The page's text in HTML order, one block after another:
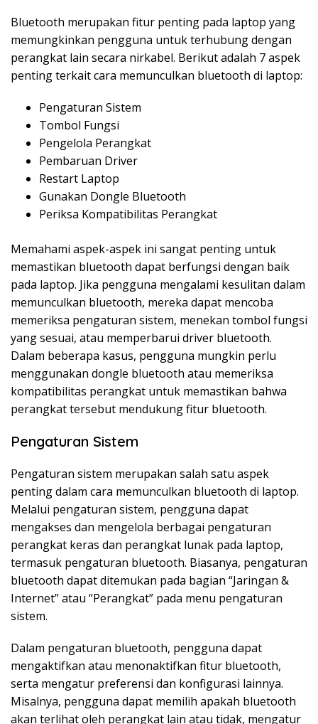
Bluetooth merupakan fitur penting pada laptop yang
memungkinkan pengguna untuk terhubung dengan
perangkat lain secara nirkabel. Berikut adalah 7 aspek
penting terkait cara memunculkan bluetooth di laptop:
Pengaturan Sistem
Tombol Fungsi
Pengelola Perangkat
Pembaruan Driver
Restart Laptop
Gunakan Dongle Bluetooth
Periksa Kompatibilitas Perangkat
Memahami aspek-aspek ini sangat penting untuk
memastikan bluetooth dapat berfungsi dengan baik
pada laptop. Jika pengguna mengalami kesulitan dalam
memunculkan bluetooth, mereka dapat mencoba
memeriksa pengaturan sistem, menekan tombol fungsi
yang sesuai, atau memperbarui driver bluetooth.
Dalam beberapa kasus, pengguna mungkin perlu
menggunakan dongle bluetooth atau memeriksa
kompatibilitas perangkat untuk memastikan bahwa
perangkat tersebut mendukung fitur bluetooth.
Pengaturan Sistem
Pengaturan sistem merupakan salah satu aspek
penting dalam cara memunculkan bluetooth di laptop.
Melalui pengaturan sistem, pengguna dapat
mengakses dan mengelola berbagai pengaturan
perangkat keras dan perangkat lunak pada laptop,
termasuk pengaturan bluetooth. Biasanya, pengaturan
bluetooth dapat ditemukan pada bagian “Jaringan &
Internet” atau “Perangkat” pada menu pengaturan
sistem.
Dalam pengaturan bluetooth, pengguna dapat
mengaktifkan atau menonaktifkan fitur bluetooth,
serta mengatur preferensi dan konfigurasi lainnya.
Misalnya, pengguna dapat memilih apakah bluetooth
akan terlihat oleh perangkat lain atau tidak, mengatur